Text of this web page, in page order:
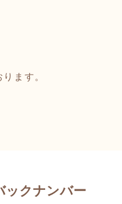
ます。
ックナンバー